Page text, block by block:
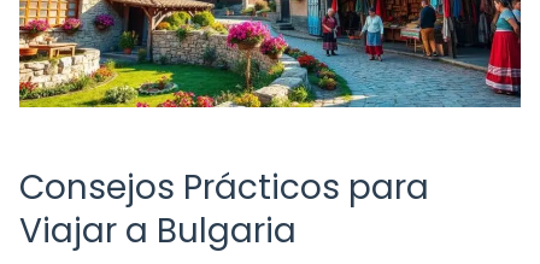
Consejos Prácticos para
Viajar a Bulgaria